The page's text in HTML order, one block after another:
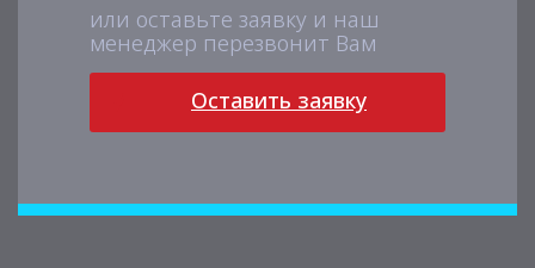
или оставьте заявку и наш
менеджер перезвонит Вам
Оставить заявку